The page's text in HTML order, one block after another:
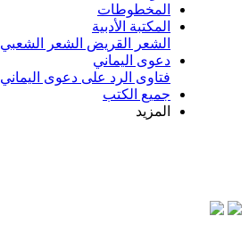
المخطوطات
المكتبة الأدبية
الشعر القريض الشعر الشعبي
دعوى اليماني
فتاوى الرد على دعوى اليماني
جميع الكتب
المزيد